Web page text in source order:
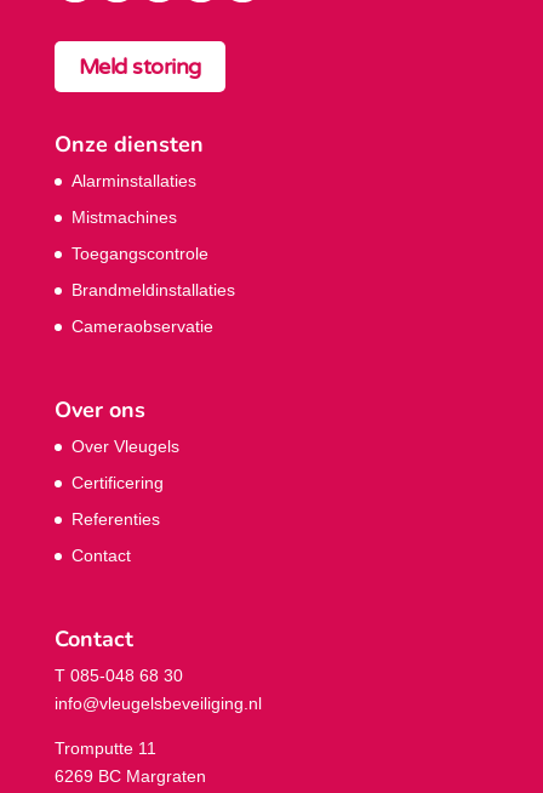
Meld storing
Onze diensten
Alarminstallaties
Mistmachines
Toegangscontrole
Brandmeldinstallaties
Cameraobservatie
Over ons
Over Vleugels
Certificering
Referenties
Contact
Contact
T 085-048 68 30
info@vleugelsbeveiliging.nl
Tromputte 11
6269 BC Margraten